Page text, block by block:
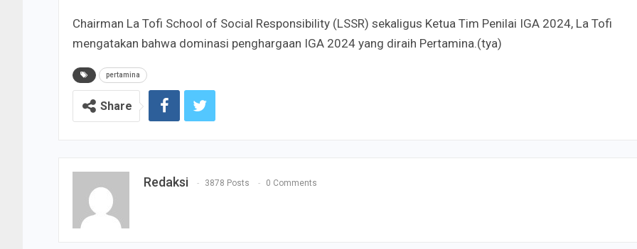
Chairman La Tofi School of Social Responsibility (LSSR) sekaligus Ketua Tim Penilai IGA 2024, La Tofi
mengatakan bahwa dominasi penghargaan IGA 2024 yang diraih Pertamina.(tya)
pertamina
Share
Redaksi 3878 Posts 0 Comments